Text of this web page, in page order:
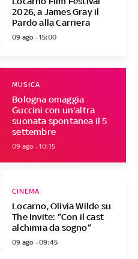
2026, a James Gray il
Pardo alla Carriera
09 ago - 15:00
Bologna omaggia
Guccini con un'altra
suonata spontanea il 5
settembre
MUSICA
09 ago - 10:15
Locarno, Olivia Wilde su
The Invite: “Con il cast
alchimia da sogno”
CINEMA
09 ago - 09:45